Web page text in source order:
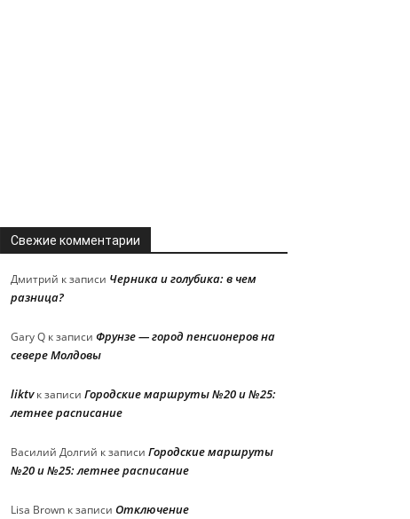
Свежие комментарии
Дмитрий к записи Черника и голубика: в чем
разница?
Gary Q к записи Фрунзе — город пенсионеров на
севере Молдовы
liktvк записи Городские маршруты №20 и №25:
летнее расписание
Василий Долгий к записи Городские маршруты
№20 и №25: летнее расписание
Lisa Brown к записи Отключение